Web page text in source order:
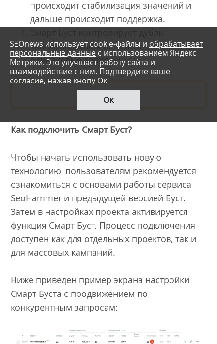
происходит стабилизация значений и
дальше происходит поддержка.
запросов, чтобы не тратить бюджет на
одинаковые запросы.
ПОПРОБОВАТЬ
Как подключить Смарт Буст?
Чтобы начать использовать новую
технологию, пользователям рекомендуется
ознакомиться с основами работы сервиса
SeoHammer и предыдущей версией Буст.
Затем в настройках проекта активируется
функция Смарт Буст. Процесс подключения
доступен как для отдельных проектов, так и
для массовых кампаний.
Ниже приведен пример экрана настройки
Смарт Буста с продвижением по
конкурентным запросам:
SEOnews использует cookie-файлы и обрабатывает
персональные данныес использованием Яндекс
Метрики. Это улучшает работу сайта и
взаимодействие с ним. Подтвердите ваше
согласие, нажав кнопу Ок.
Ок